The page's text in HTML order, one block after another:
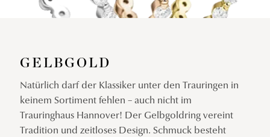
GELBGOLD
Natürlich darf der Klassiker unter den Trauringen in
keinem Sortiment fehlen – auch nicht im
Trauringhaus Hannover! Der Gelbgoldring vereint
Tradition und zeitloses Design. Schmuck besteht